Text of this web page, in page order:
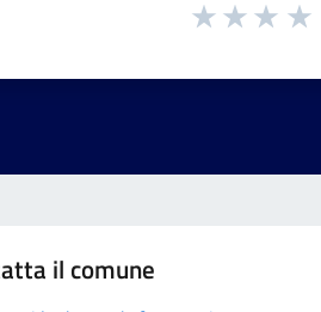
il comune